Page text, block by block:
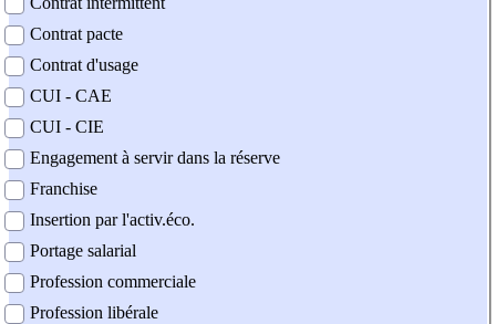
Contrat pacte
Contrat d'usage
CUI - CAE
CUI - CIE
Engagement à servir dans la réserve
Franchise
Insertion par l'activ.éco.
Portage salarial
Profession commerciale
Profession libérale